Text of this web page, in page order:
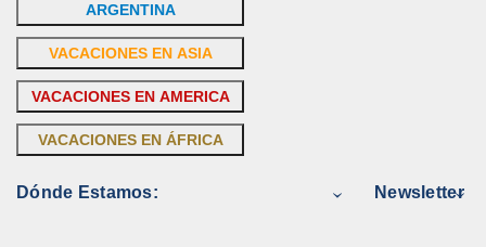
ARGENTINA
VACACIONES EN ASIA
VACACIONES EN AMERICA
VACACIONES EN ÁFRICA
Dónde Estamos: Newsletter